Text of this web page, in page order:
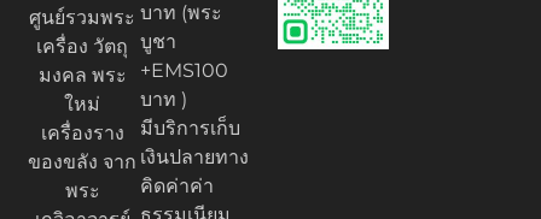
ศูนย์รวมพระ
เครื่อง วัตถุ
มงคล พระ
ใหม่
เครื่องราง
ของขลัง จาก
พระ
บาท (พระ
บูชา
+EMS100
บาท )
มีบริการเก็บ
เงินปลายทาง
คิดค่าค่า